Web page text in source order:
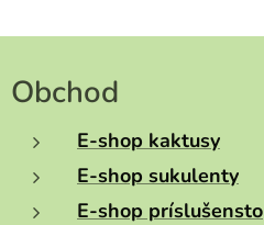
Obchod
E-shop kaktusy
E-shop sukulenty
E-shop príslušensto